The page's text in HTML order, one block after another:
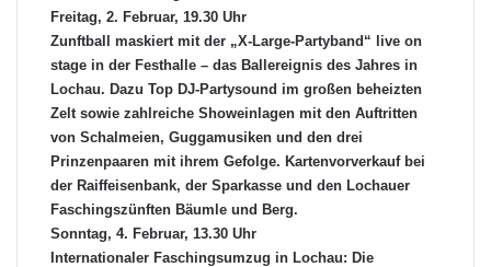
Freitag, 2. Februar, 19.30 Uhr
Zunftball maskiert mit der „X-Large-Partyband“ live on
stage in der Festhalle – das Ballereignis des Jahres in
Lochau. Dazu Top DJ-Partysound im großen beheizten
Zelt sowie zahlreiche Showeinlagen mit den Auftritten
von Schalmeien, Guggamusiken und den drei
Prinzenpaaren mit ihrem Gefolge. Kartenvorverkauf bei
der Raiffeisenbank, der Sparkasse und den Lochauer
Faschingszünften Bäumle und Berg.
Sonntag, 4. Februar, 13.30 Uhr
Internationaler Faschingsumzug in Lochau: Die